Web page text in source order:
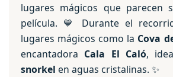
lugares mágicos que parecen
película. 💙 Durante el
lugares mágicos como la Cova
encantadora Cala El Caló,
snorkel en aguas cristalinas. ✨